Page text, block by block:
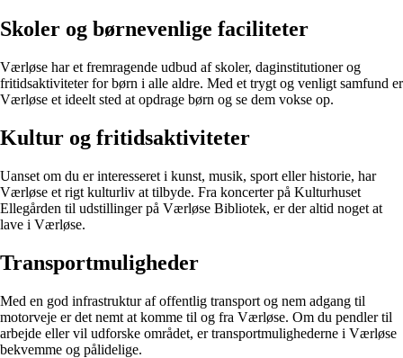
Skoler og børnevenlige faciliteter
Værløse har et fremragende udbud af skoler, daginstitutioner og
fritidsaktiviteter for børn i alle aldre. Med et trygt og venligt samfund er
Værløse et ideelt sted at opdrage børn og se dem vokse op.
Kultur og fritidsaktiviteter
Uanset om du er interesseret i kunst, musik, sport eller historie, har
Værløse et rigt kulturliv at tilbyde. Fra koncerter på Kulturhuset
Ellegården til udstillinger på Værløse Bibliotek, er der altid noget at
lave i Værløse.
Transportmuligheder
Med en god infrastruktur af offentlig transport og nem adgang til
motorveje er det nemt at komme til og fra Værløse. Om du pendler til
arbejde eller vil udforske området, er transportmulighederne i Værløse
bekvemme og pålidelige.